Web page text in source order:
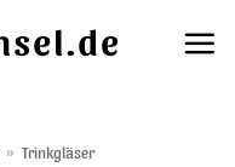
» Trinkgläser